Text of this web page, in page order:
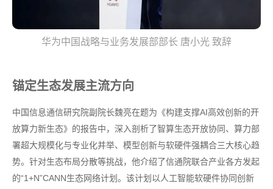
华为中国战略与业务发展部部长 唐小光 致辞
锚定生态发展主流方向
中国信息通信研究院副院长魏亮在题为《构建支撑AI高效创新的开
放算力新生态》的报告中，深入剖析了智算生态开放协同、算力部
署超大规模化与专业化并举、模型创新与软硬件强耦合三大核心趋
势。针对生态布局分散等挑战，他介绍了信通院联合产业各方发起
的“1+N”CANN生态网络计划。该计划以人工智能软硬件协同创新